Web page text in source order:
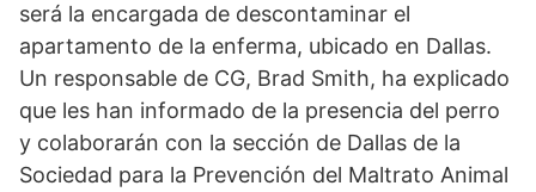
será la encargada de descontaminar el
apartamento de la enferma, ubicado en Dallas.
Un responsable de CG, Brad Smith, ha explicado
que les han informado de la presencia del perro
y colaborarán con la sección de Dallas de la
Sociedad para la Prevención del Maltrato Animal